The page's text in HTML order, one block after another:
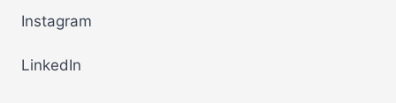
Instagram
LinkedIn